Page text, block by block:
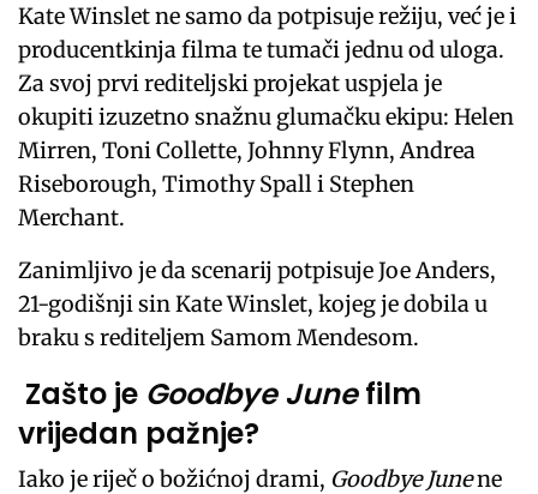
Kate Winslet ne samo da potpisuje režiju, već je i
producentkinja filma te tumači jednu od uloga.
Za svoj prvi rediteljski projekat uspjela je
okupiti izuzetno snažnu glumačku ekipu: Helen
Mirren, Toni Collette, Johnny Flynn, Andrea
Riseborough, Timothy Spall i Stephen
Merchant.
Zanimljivo je da scenarij potpisuje Joe Anders,
21-godišnji sin Kate Winslet, kojeg je dobila u
braku s rediteljem Samom Mendesom.
Zašto je Goodbye Junefilm
vrijedan pažnje?
Iako je riječ o božićnoj drami, Goodbye Junene